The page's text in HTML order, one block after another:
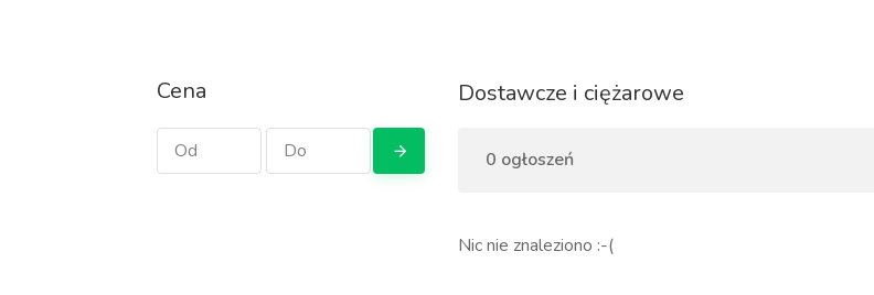
Cena Dostawcze i ciężarowe
0 ogłoszeń
Nic nie znaleziono :-(